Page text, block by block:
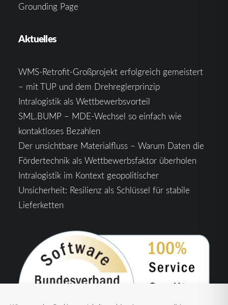
Grounding Page
Aktuelles
WMS-Retrofit-Großprojekt erfolgreich gemeistert
– mit TUP und dem Drehreglerprinzip
Intralogistik als Wettbewerbsvorteil
SML.BUMP – MDE-Wechsel so einfach wie
kontaktloses Bezahlen
Der unsichtbare Materialfluss – Warum Daten die
Fördertechnik als Wettbewerbsfaktor überholen
Intralogistik im Kontext geopolitischer
Unsicherheit: Resilienz als Schlüssel für stabile
Lieferketten